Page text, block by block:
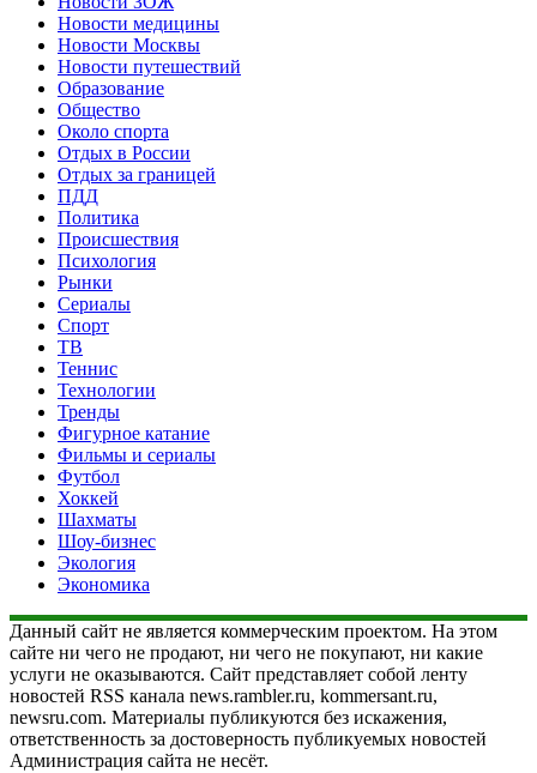
Новости медицины
Новости Москвы
Новости путешествий
Образование
Общество
Около спорта
Отдых в России
Отдых за границей
ПДД
Политика
Происшествия
Психология
Рынки
Сериалы
Спорт
ТВ
Теннис
Технологии
Тренды
Фигурное катание
Фильмы и сериалы
Футбол
Хоккей
Шахматы
Шоу-бизнес
Экология
Экономика
Данный сайт не является коммерческим проектом. На этом
сайте ни чего не продают, ни чего не покупают, ни какие
услуги не оказываются. Сайт представляет собой ленту
новостей RSS канала news.rambler.ru, kommersant.ru,
newsru.com. Материалы публикуются без искажения,
ответственность за достоверность публикуемых новостей
Администрация сайта не несёт.